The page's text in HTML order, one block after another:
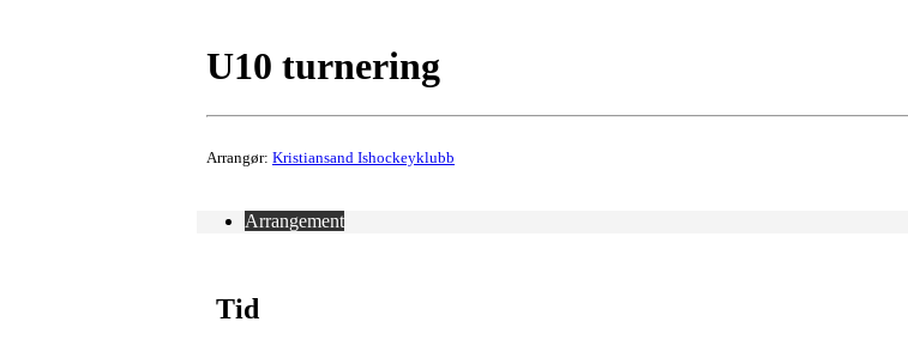
U10 turnering
Arrangør: Kristiansand Ishockeyklubb
Arrangement
Tid